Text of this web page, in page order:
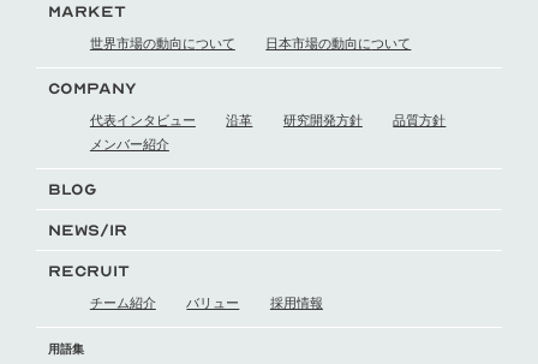
MARKET
世界市場の動向について 日本市場の動向について
COMPANY
代表インタビュー 沿革 研究開発方針
品質方針
メンバー紹介
BLOG
NEWS/IR
RECRUIT
チーム紹介 バリュー 採用情報
用語集